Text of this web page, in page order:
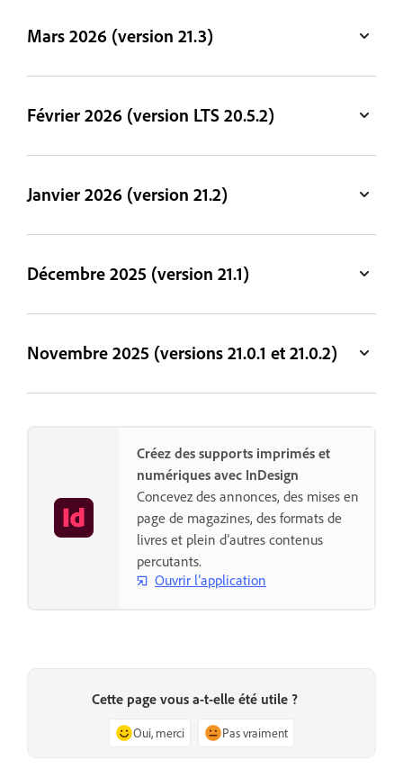
Mars 2026 (version 21.3)
Février 2026 (version LTS 20.5.2)
Janvier 2026 (version 21.2)
Décembre 2025 (version 21.1)
Novembre 2025 (versions 21.0.1 et 21.0.2)
Créez des supports imprimés et
numériques avec InDesign
Concevez des annonces, des mises en
page de magazines, des formats de
livres et plein d’autres contenus
percutants.
Ouvrir l’application
Cette page vous a-t-elle été utile ?
Oui, merci Pas vraiment